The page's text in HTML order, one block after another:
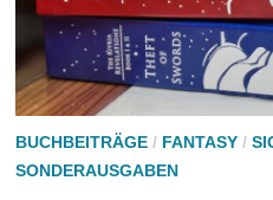
BUCHBEITRÄGE/ FANTASY/
SONDERAUSGABEN